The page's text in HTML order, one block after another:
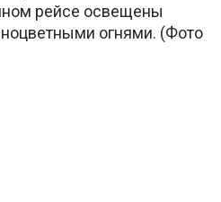
рейсе освещены
огнями. (Фото